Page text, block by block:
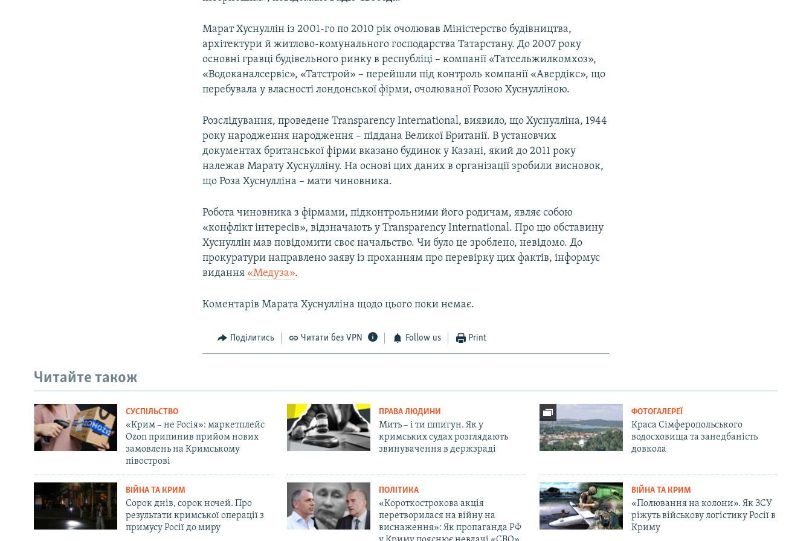
Марат Хуснуллін із 2001-го по 2010 рік очолював Міністерство будівництва,
архітектури й житлово-комунального господарства Татарстану. До 2007 року
основні гравці будівельного ринку в республіці – компанії «Татсельжилкомхоз»,
«Водоканалсервіс», «Татстрой» – перейшли під контроль компанії «Авердікс», що
перебувала у власності лондонської фірми, очолюваної Розою Хуснулліною.
Розслідування, проведене Transparency International, виявило, що Хуснулліна, 1944
року народження народження – піддана Великої Британії. В установчих
документах британської фірми вказано будинок у Казані, який до 2011 року
належав Марату Хуснулліну. На основі цих даних в організації зробили висновок,
що Роза Хуснулліна – мати чиновника.
Робота чиновника з фірмами, підконтрольними його родичам, являє собою
«конфлікт інтересів», відзначають у Transparency International. Про цю обставину
Хуснуллін мав повідомити своє начальство. Чи було це зроблено, невідомо. До
прокуратури направлено заяву із проханням про перевірку цих фактів, інформує
видання «Медуза».
Коментарів Марата Хуснулліна щодо цього поки немає.
Поділитись Читати без VPN Follow us Print
Читайте також
СУСПІЛЬСТВО
«Крим – не Росія»: маркетплейс
Ozon припинив прийом нових
замовлень на Кримському
півострові
ПРАВА ЛЮДИНИ
Мить – і ти шпигун. Як у
кримських судах розглядають
звинувачення в держзраді
ФОТОГАЛЕРЕЇ
Краса Сімферопольського
водосховища та занедбаність
довкола
ВІЙНА ТА КРИМ
Сорок днів, сорок ночей. Про
результати кримської операції з
примусу Росії до миру
ПОЛІТИКА
«Короткострокова акція
перетворилася на війну на
виснаження»: Як пропаганда РФ
ВІЙНА ТА КРИМ
«Полювання на колони». Як ЗСУ
ріжуть військову логістику Росії в
Криму